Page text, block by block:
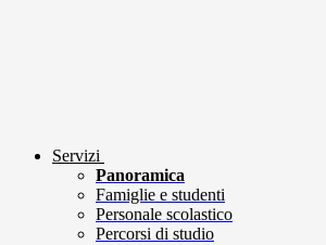
Servizi
Panoramica
Famiglie e studenti
Personale scolastico
Percorsi di studio